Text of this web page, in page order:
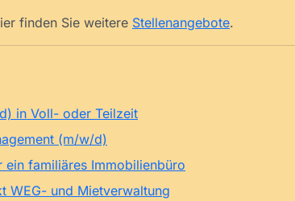
finden Sie weitere Stellenangebote.
in Voll- oder Teilzeit
(m/w/d)
familiäres Immobilienbüro
WEG- und Mietverwaltung